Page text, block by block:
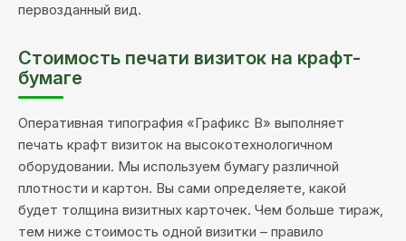
первозданный вид.
Стоимость печати визиток на крафт-
бумаге
Оперативная типография «Графикс В» выполняет
печать крафт визиток на высокотехнологичном
оборудовании. Мы используем бумагу различной
плотности и картон. Вы сами определяете, какой
будет толщина визитных карточек. Чем больше тираж,
тем ниже стоимость одной визитки – правило